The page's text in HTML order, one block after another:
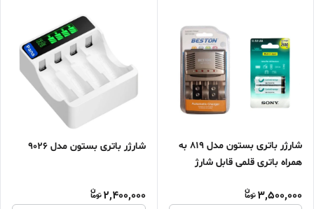
شارژر باتری بستون مدل 819 به
همراه باتری قلمی قابل شارژ
3,500,000
شارژر باتری بستون مدل 9026
2,400,000